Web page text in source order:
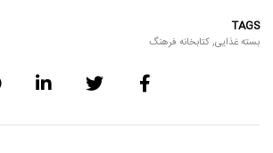
TAGS
بسته غذایی,کتابخانه فرهنگ